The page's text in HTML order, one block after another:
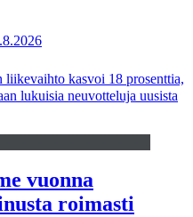
kasvoi 18 prosenttia,
lukuisia neuvotteluja uusista
vuonna
roimasti